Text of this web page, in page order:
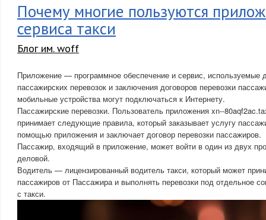
Почему многие пользуются
сервиса такси
Блог им. woff
Приложение — программное обеспечение и сервис, используемые
пассажирских перевозок и заключения договоров перевозки
мобильные устройства могут подключаться к Интернету.
Пассажирские перевозки. Пользователь приложения xn--
принимает следующие правила, который заказывает услугу
помощью приложения и заключает договор перевозки пассажиров.
Пассажир, входящий в приложение, может войти в один из двух
деловой.
Водитель — лицензированный водитель такси, который может
пассажиров от Пассажира и выполнять перевозки под отдельное
с такси.